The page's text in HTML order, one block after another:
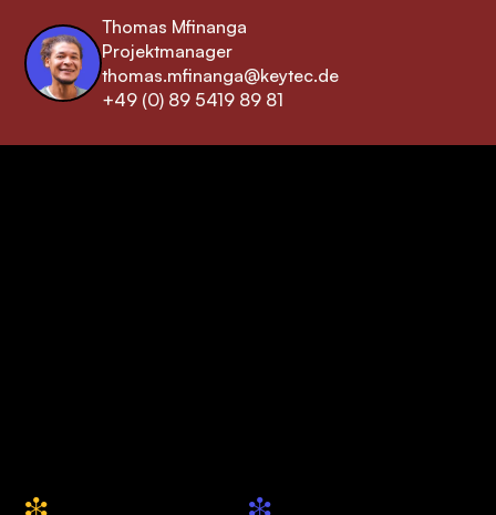
Thomas Mfinanga
Projektmanager
thomas.mfinanga@keytec.de
+49 (0) 89 5419 89 81